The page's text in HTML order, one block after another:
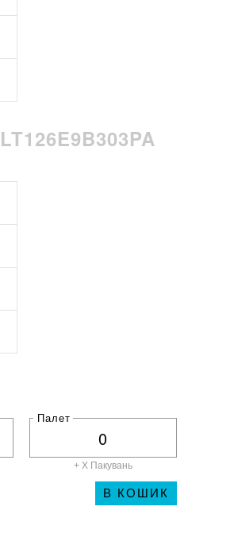
Палет
+ X Пакувань
В КОШИК